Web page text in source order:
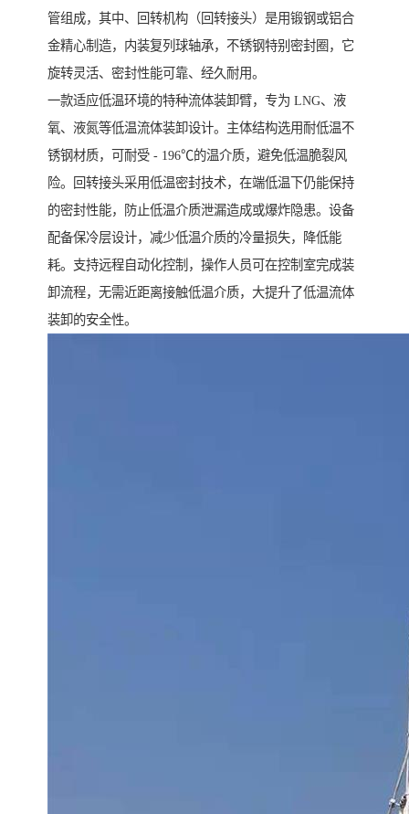
管组成，其中、回转机构（回转接头）是用锻钢或铝合
金精心制造，内装复列球轴承，不锈钢特别密封圈，它
旋转灵活、密封性能可靠、经久耐用。
一款适应低温环境的特种流体装卸臂，专为 LNG、液
氧、液氮等低温流体装卸设计。主体结构选用耐低温不
锈钢材质，可耐受 - 196℃的温介质，避免低温脆裂风
险。回转接头采用低温密封技术，在端低温下仍能保持
的密封性能，防止低温介质泄漏造成或爆炸隐患。设备
配备保冷层设计，减少低温介质的冷量损失，降低能
耗。支持远程自动化控制，操作人员可在控制室完成装
卸流程，无需近距离接触低温介质，大提升了低温流体
装卸的安全性。